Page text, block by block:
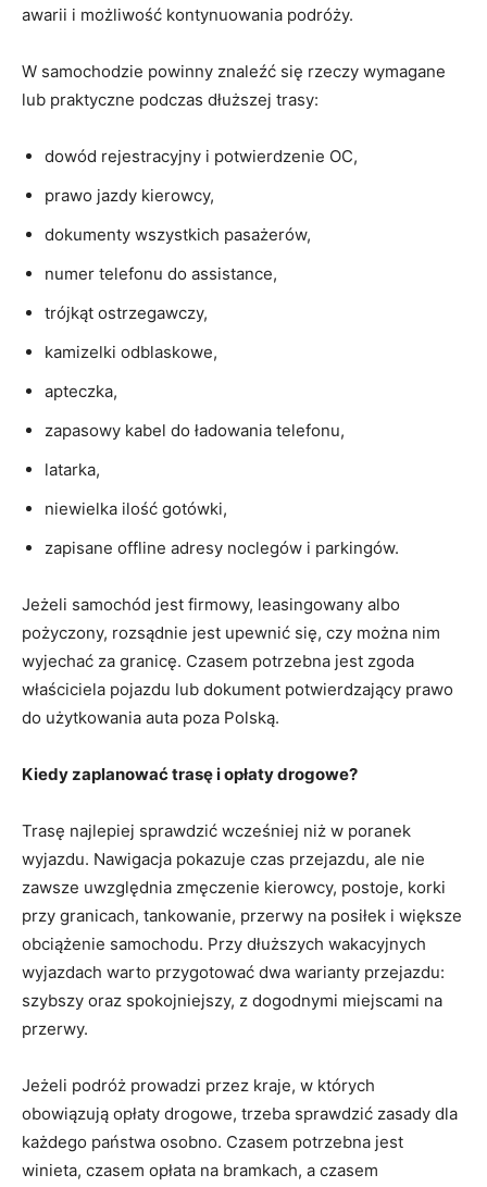
awarii i możliwość kontynuowania podróży.
W samochodzie powinny znaleźć się rzeczy wymagane
lub praktyczne podczas dłuższej trasy:
dowód rejestracyjny i potwierdzenie OC,
prawo jazdy kierowcy,
dokumenty wszystkich pasażerów,
numer telefonu do assistance,
trójkąt ostrzegawczy,
kamizelki odblaskowe,
apteczka,
zapasowy kabel do ładowania telefonu,
latarka,
niewielka ilość gotówki,
zapisane offline adresy noclegów i parkingów.
Jeżeli samochód jest firmowy, leasingowany albo
pożyczony, rozsądnie jest upewnić się, czy można nim
wyjechać za granicę. Czasem potrzebna jest zgoda
właściciela pojazdu lub dokument potwierdzający prawo
do użytkowania auta poza Polską.
Kiedy zaplanować trasę i opłaty drogowe?
Trasę najlepiej sprawdzić wcześniej niż w poranek
wyjazdu. Nawigacja pokazuje czas przejazdu, ale nie
zawsze uwzględnia zmęczenie kierowcy, postoje, korki
przy granicach, tankowanie, przerwy na posiłek i większe
obciążenie samochodu. Przy dłuższych wakacyjnych
wyjazdach warto przygotować dwa warianty przejazdu:
szybszy oraz spokojniejszy, z dogodnymi miejscami na
przerwy.
Jeżeli podróż prowadzi przez kraje, w których
obowiązują opłaty drogowe, trzeba sprawdzić zasady dla
każdego państwa osobno. Czasem potrzebna jest
winieta, czasem opłata na bramkach, a czasem